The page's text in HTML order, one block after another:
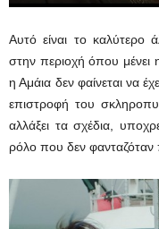
Αυτό είναι το καλύτερο
στην περιοχή όπου μένει
η Αμάια δεν φαίνεται να
επιστροφή του
αλλάξει τα σχέδια,
ρόλο που δεν φανταζόταν